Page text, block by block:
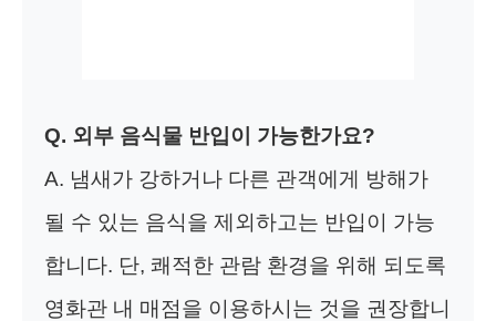
Q. 외부 음식물 반입이 가능한가요?
A. 냄새가 강하거나 다른 관객에게 방해가
될 수 있는 음식을 제외하고는 반입이 가능
합니다. 단, 쾌적한 관람 환경을 위해 되도록
영화관 내 매점을 이용하시는 것을 권장합니